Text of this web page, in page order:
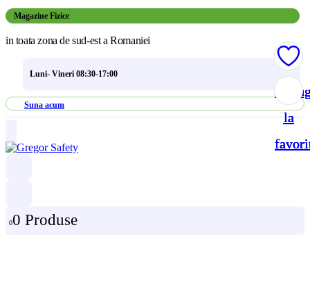
Magazine Fizice
in toata zona de sud-est a Romaniei
Luni- Vineri 08:30-17:00
Suna acum
00 Produse
la
la
la
la